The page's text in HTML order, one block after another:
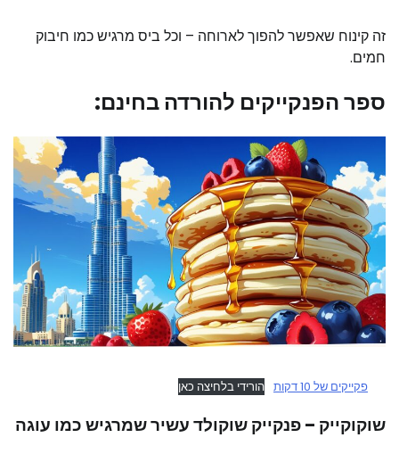
זה קינוח שאפשר להפוך לארוחה – וכל ביס מרגיש כמו חיבוק
חמים.
ספר הפנקייקים להורדה בחינם:
פקייקים של 10 דקות הורידי בלחיצה כאן
שוקוקייק – פנקייק שוקולד עשיר שמרגיש כמו עוגה